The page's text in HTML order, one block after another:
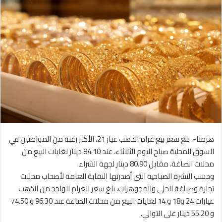
هرمنا- بلغ سعر بيع غرام الذهب عيار 21، الأكثر رغبة من المواطنين في
السوق المحلية صباح اليوم الثلاثاء، عند 84.10 دينار لغايات البيع من
محلات الصاغة، مقابل 80.90 دينار لجهة الشراء.
وحسب النشرة الصباحية التي أصدرتها النقابة العامة لأصحاب محلات
تجارة وصياغة الحلي والمجوهرات، بلغ سعر الغرام الواحد من الذهب
عيارات 24 و18 و 14 لغايات البيع من محلات الصاغة عند 96.30 و 74.50
و 55.20 دينار على التوالي.